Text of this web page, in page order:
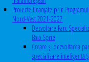
Proiecte finanțate prin
Nord-Vest 2021-2027
Dezvoltare Parc
Baia Sprie
Creare și dezvoltarea
specializare inteligentă